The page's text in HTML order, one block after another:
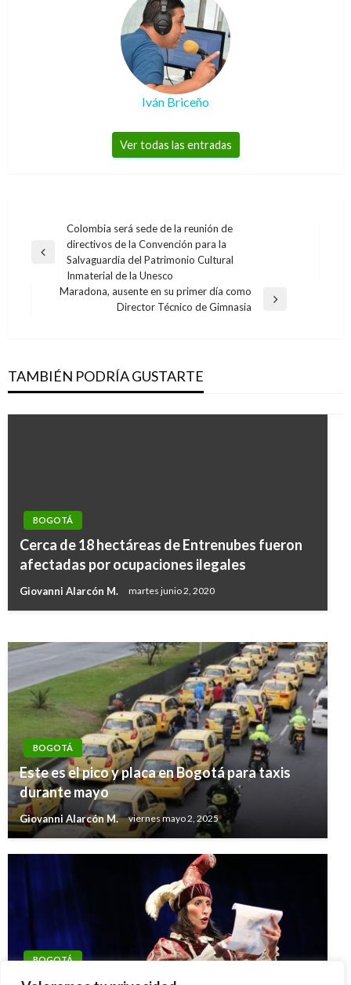
Iván Briceño
Ver todas las entradas
Navegación
de
entradas
Entrada
Colombia será sede de la reunión de
directivos de la Convención para la
Salvaguardia del Patrimonio Cultural
Inmaterial de la Unesco
Maradona, ausente en su primer día como
Director Técnico de Gimnasia
TAMBIÉN PODRÍA GUSTARTE
BOGOTÁ
Cerca de 18 hectáreas de Entrenubes fueron
afectadas por ocupaciones ilegales
Giovanni Alarcón M. martes junio 2, 2020
En medio de pelea de borrachos rescatan a
BOGOTÁ
Este es el pico y placa en Bogotá para taxis
durante mayo
Giovanni Alarcón M. viernes mayo 2, 2025
BOGOTÁ